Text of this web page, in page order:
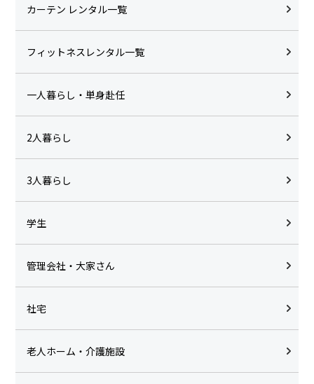
カーテン レンタル一覧
フィットネスレンタル一覧
一人暮らし・単身赴任
2人暮らし
3人暮らし
学生
管理会社・大家さん
社宅
老人ホーム・介護施設